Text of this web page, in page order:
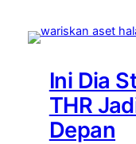
Ini Dia
THR
Depan